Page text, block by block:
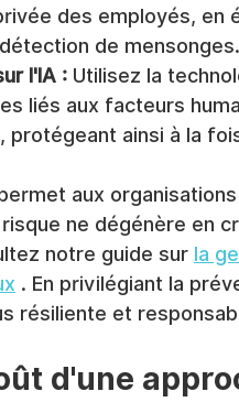
des employés, en
de mensonges.
l'IA : Utilisez la
liés aux facteurs
protégeant ainsi à la
aux
ne dégénère en
notre guide sur la
. En privilégiant la
résiliente et
d'une